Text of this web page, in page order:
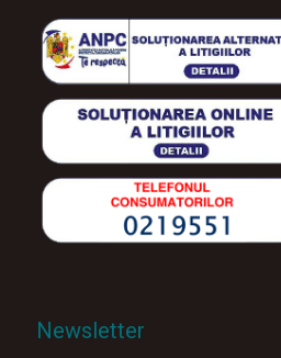
Newsletter